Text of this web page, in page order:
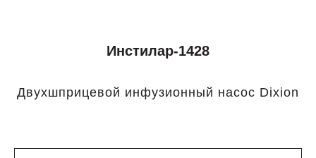
Инстилар-1428
Двухшприцевой инфузионный насос Dixion